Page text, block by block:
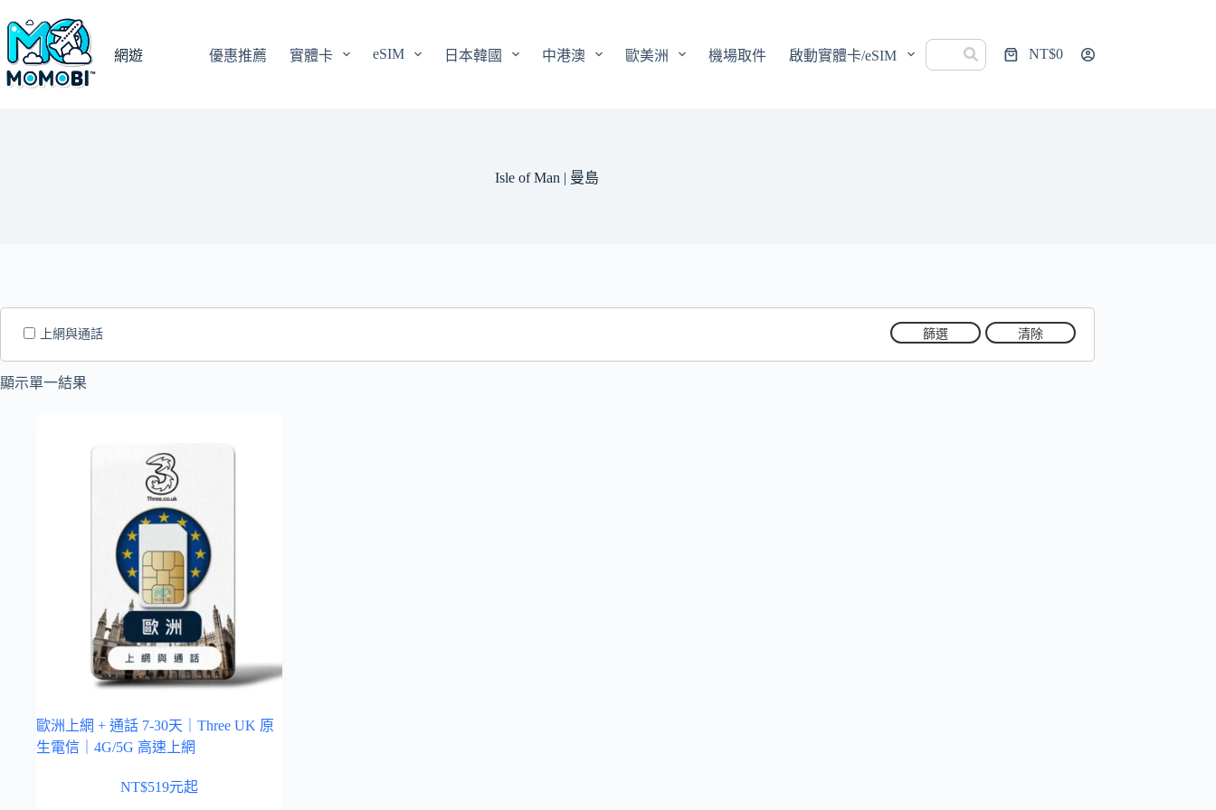
至
要
網遊 優惠推薦 實體卡 eSIM 日本韓國 中港澳 歐美洲 機場取件 啟動實體卡/eSIM
購
NT$0
Isle of Man | 曼島
上網與通話 篩選 清除
顯示單一結果
歐洲上網 + 通話 7-30天｜Three UK 原
生電信｜4G/5G 高速上網
NT$519元起